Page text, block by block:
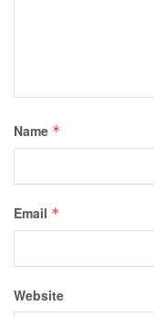
Name *
Email *
Website